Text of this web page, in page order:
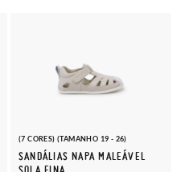
(7 CORES) (TAMANHO 19 - 26)
SANDÁLIAS NAPA MALEÁVEL